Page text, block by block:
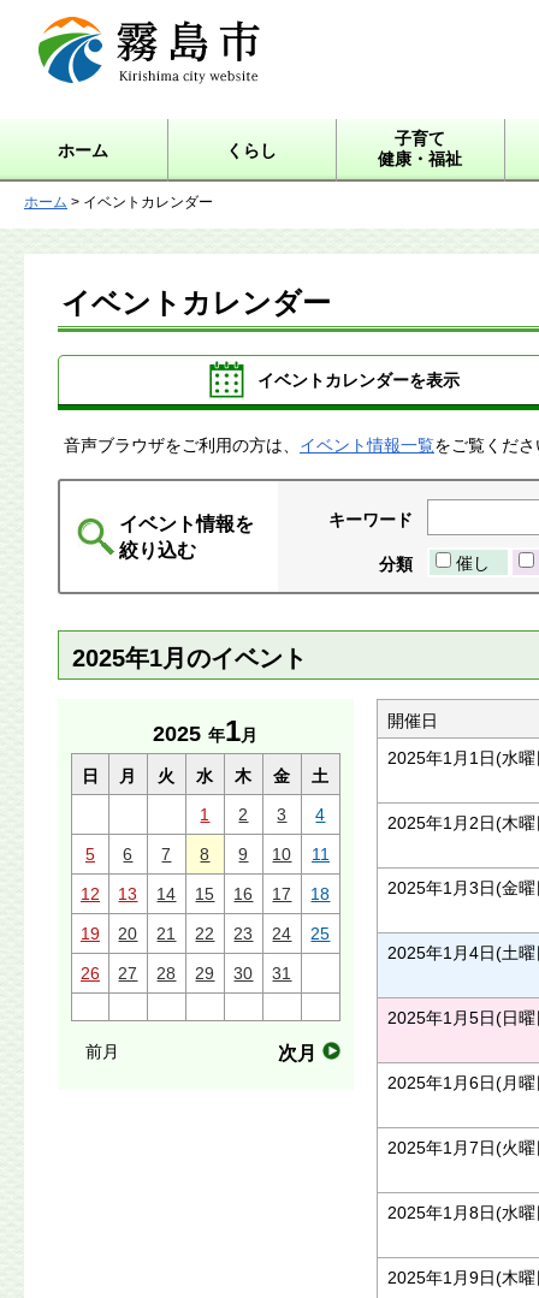
霧島市 Kirishima city
website
ホーム くらし
子育て
健康・福祉
ホーム > イベントカレンダー
イベントカレンダー
イベントカレンダーを表示
音声ブラウザをご利用の方は、 イベント情報一覧をご覧くだ
イベント情報を
絞り込む
キーワード
分類 催し
2025年1月のイベント
2025 年1月
日 月 火 水 木 金
土
1
2 3 4
5 6 7 8 9 10 11
12 13 14 15 16 17 18
19 20 21 22 23 24 25
26 27 28 29 30 31
前月 次月
開催日
2025年1月1日(水曜
2025年1月2日(木曜
2025年1月3日(金曜
2025年1月4日(土曜
2025年1月5日(日曜
2025年1月6日(月曜
2025年1月7日(火曜
2025年1月8日(水曜
2025年1月9日(木曜